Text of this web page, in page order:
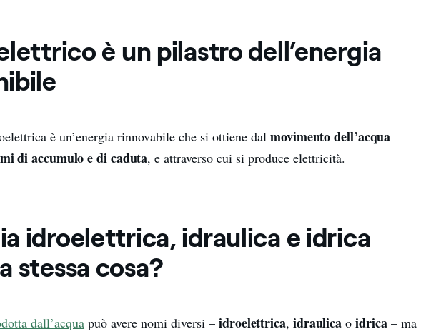
è un pilastro dell’energia
è un’energia rinnovabile che si ottiene dalmovimento dell’acqua
di accumulo e di caduta, e attraverso cui si produce elettricità.
idroelettrica, idraulica e idrica
stessa cosa?
dall’acqua può avere nomi diversi –idroelettrica, idraulica oidrica– ma